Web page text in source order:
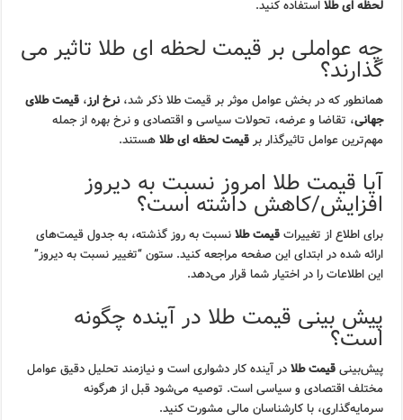
لحظه ای طلااستفاده کنید.
چه عواملی بر قیمت لحظه ای طلا تاثیر می
گذارند؟
همانطور که در بخش عوامل موثر بر قیمت طلا ذکر شد،نرخ ارز،قیمت طلای
جهانی، تقاضا و عرضه، تحولات سیاسی و اقتصادی و نرخ بهره از جمله
مهم‌ترین عوامل تاثیرگذار برقیمت لحظه ای طلاهستند.
آیا قیمت طلا امروز نسبت به دیروز
افزایش/کاهش داشته است؟
برای اطلاع از تغییراتقیمت طلانسبت به روز گذشته، به جدول قیمت‌های
ارائه شده در ابتدای این صفحه مراجعه کنید. ستون “تغییر نسبت به دیروز”
این اطلاعات را در اختیار شما قرار می‌دهد.
پیش بینی قیمت طلا در آینده چگونه
است؟
پیش‌بینیقیمت طلادر آینده کار دشواری است و نیازمند تحلیل دقیق عوامل
مختلف اقتصادی و سیاسی است. توصیه می‌شود قبل از هرگونه
سرمایه‌گذاری، با کارشناسان مالی مشورت کنید.